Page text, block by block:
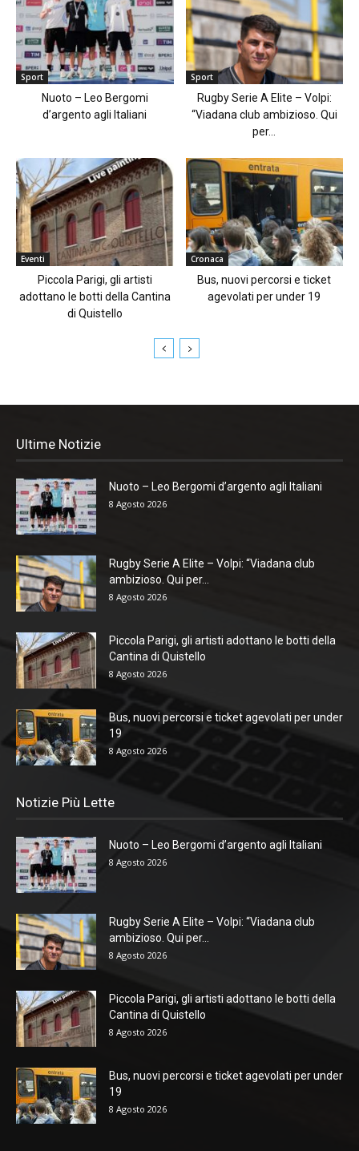
Sport
Nuoto – Leo Bergomi
d’argento agli Italiani
Sport
Rugby Serie A Elite – Volpi:
“Viadana club ambizioso. Qui
per...
Eventi
Piccola Parigi, gli artisti
adottano le botti della Cantina
di Quistello
Cronaca
Bus, nuovi percorsi e ticket
agevolati per under 19
Ultime Notizie
Nuoto – Leo Bergomi d’argento agli Italiani
8 Agosto 2026
Rugby Serie A Elite – Volpi: “Viadana club
ambizioso. Qui per...
8 Agosto 2026
Piccola Parigi, gli artisti adottano le botti della
Cantina di Quistello
8 Agosto 2026
Bus, nuovi percorsi e ticket agevolati per under
19
8 Agosto 2026
Notizie Più Lette
Nuoto – Leo Bergomi d’argento agli Italiani
8 Agosto 2026
Rugby Serie A Elite – Volpi: “Viadana club
ambizioso. Qui per...
8 Agosto 2026
Piccola Parigi, gli artisti adottano le botti della
Cantina di Quistello
8 Agosto 2026
Bus, nuovi percorsi e ticket agevolati per under
19
8 Agosto 2026